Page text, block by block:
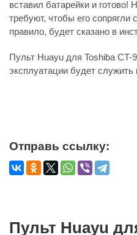
вставил батарейки и готово!
требуют, чтобы его сопрягли
правило, будет сказано в
Пульт Huayu для Toshiba CT-
эксплуатации будет служить
Отправь ссылку:
Пульт Huayu